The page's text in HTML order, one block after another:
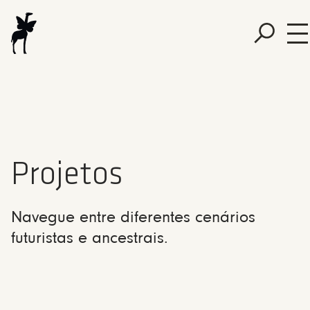
Projetos
Navegue entre diferentes cenários
futuristas e ancestrais.